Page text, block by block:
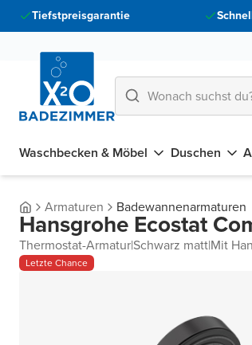
Tiefstpreisgarantie
Waschbecken & Möbel Duschen
Armaturen Badewannenarmaturen
Hansgrohe Ecostat
Thermostat-Armatur|Schwarz matt|Mit
Letzte Chance